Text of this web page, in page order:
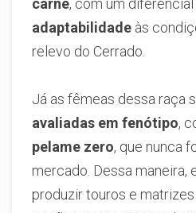
carne, com um
adaptabilidade às
relevo do Cerrado.
Já as fêmeas dessa raça
avaliadas em fenótipo,
pelame zero, que nunca
mercado. Dessa maneira,
produzir touros e